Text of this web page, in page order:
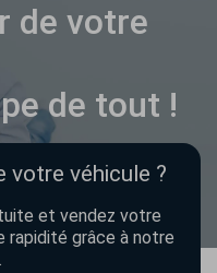
de votre
de tout !
votre véhicule ?
et vendez votre
grâce à notre